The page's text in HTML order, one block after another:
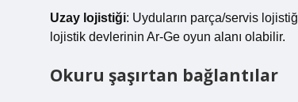
Uzay lojistiği: Uyduların parça/servis
lojistik devlerinin Ar-Ge oyun alanı olabilir.
Okuru şaşırtan bağlantılar